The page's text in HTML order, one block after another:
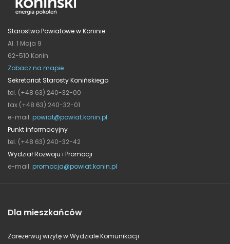
Starostwo Powiatowe w Koninie
Al. 1 Maja 9
62-510 Konin
Zobacz na mapie
Sekretariat Starosty Konińskiego
tel. (+48 63) 240-32-00
fax (+48 63) 240-32-01
e-mail: powiat@powiat.konin.pl
Punkt informacyjny
tel. (+48 63) 240-32-42
Wydział Rozwoju i Promocji
e-mail: promocja@powiat.konin.pl
Dla mieszkańców
Zarezerwuj wizytę w Wydziale Komunikacji